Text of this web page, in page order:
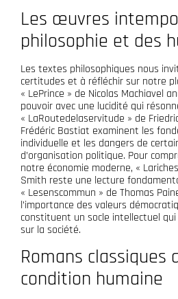
Les œuvres
philosophie et des
Les textes philosophiques nous
certitudes et à réfléchir sur notre
« LePrince » de Nicolas Machiavel
pouvoir avec une lucidité qui
« LaRoutedelaservitude » de
Frédéric Bastiat examinent les
individuelle et les dangers de
d’organisation politique. Pour
notre économie moderne, «
Smith reste une lecture
« Lesenscommun » de Thomas
l’importance des valeurs
constituent un socle intellectuel
sur la société.
Romans classiques
condition humaine